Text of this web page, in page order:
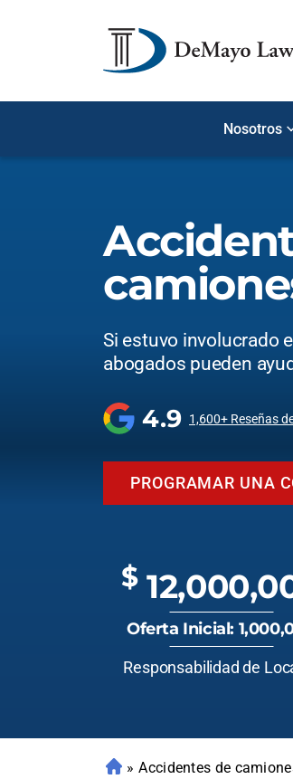
Nosotros
Si estuvo involucrado
abogados pueden
4.9 1,600+ Reseñas
PROGRAMAR UNA
$
Oferta Inicial:
Responsabilidad de
» Accidentes de